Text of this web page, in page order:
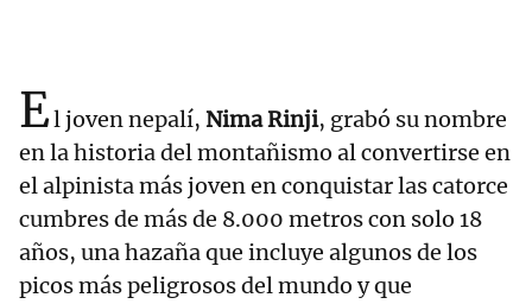
El joven nepalí, Nima Rinji, grabó su nombre
en la historia del montañismo al convertirse en
el alpinista más joven en conquistar las catorce
cumbres de más de 8.000 metros con solo 18
años, una hazaña que incluye algunos de los
picos más peligrosos del mundo y que